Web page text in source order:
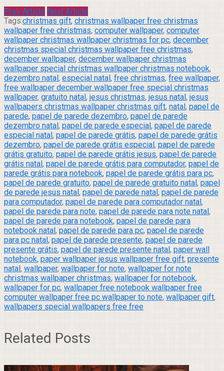
Prev Article Next Article
Tags:christmas gift, christmas wallpaper free christmas
wallpaper free christmas, computer wallpaper, computer
wallpaper christmas wallpaper christmas for pc, december
christmas special christmas wallpaper free christmas,
december wallpaper, december wallpaper christmas
wallpaper special christmas wallpaper christmas notebook,
dezembro natal, especial natal, free christmas, free wallpaper,
free wallpaper december wallpaper free special christmas
wallpaper, gratuito natal, jesus christmas, jesus natal, jesus
wallpapers christmas wallpaper christmas gift, natal, papel de
parede, papel de parede dezembro, papel de parede
dezembro natal, papel de parede especial, papel de parede
especial natal, papel de parede grátis, papel de parede grátis
dezembro, papel de parede grátis especial, papel de parede
grátis gratuito, papel de parede grátis jesus, papel de parede
grátis natal, papel de parede grátis para computador, papel de
parede grátis para notebook, papel de parede grátis para pc,
papel de parede gratuito, papel de parede gratuito natal, papel
de parede jesus natal, papel de parede natal, papel de parede
para computador, papel de parede para computador natal,
papel de parede para note, papel de parede para note natal,
papel de parede para notebook, papel de parede para
notebook natal, papel de parede para pc, papel de parede
para pc natal, papel de parede presente, papel de parede
presente grátis, papel de parede presente natal, paper wall
notebook, paper wallpaper jesus wallpaper free gift, presente
natal, wallpaper, wallpaper for note, wallpaper for note
christmas wallpaper christmas, wallpaper for notebook,
wallpaper for pc, wallpaper free notebook wallpaper free
computer wallpaper free pc wallpaper to note, wallpaper gift,
wallpapers special wallpapers free free
Related Posts